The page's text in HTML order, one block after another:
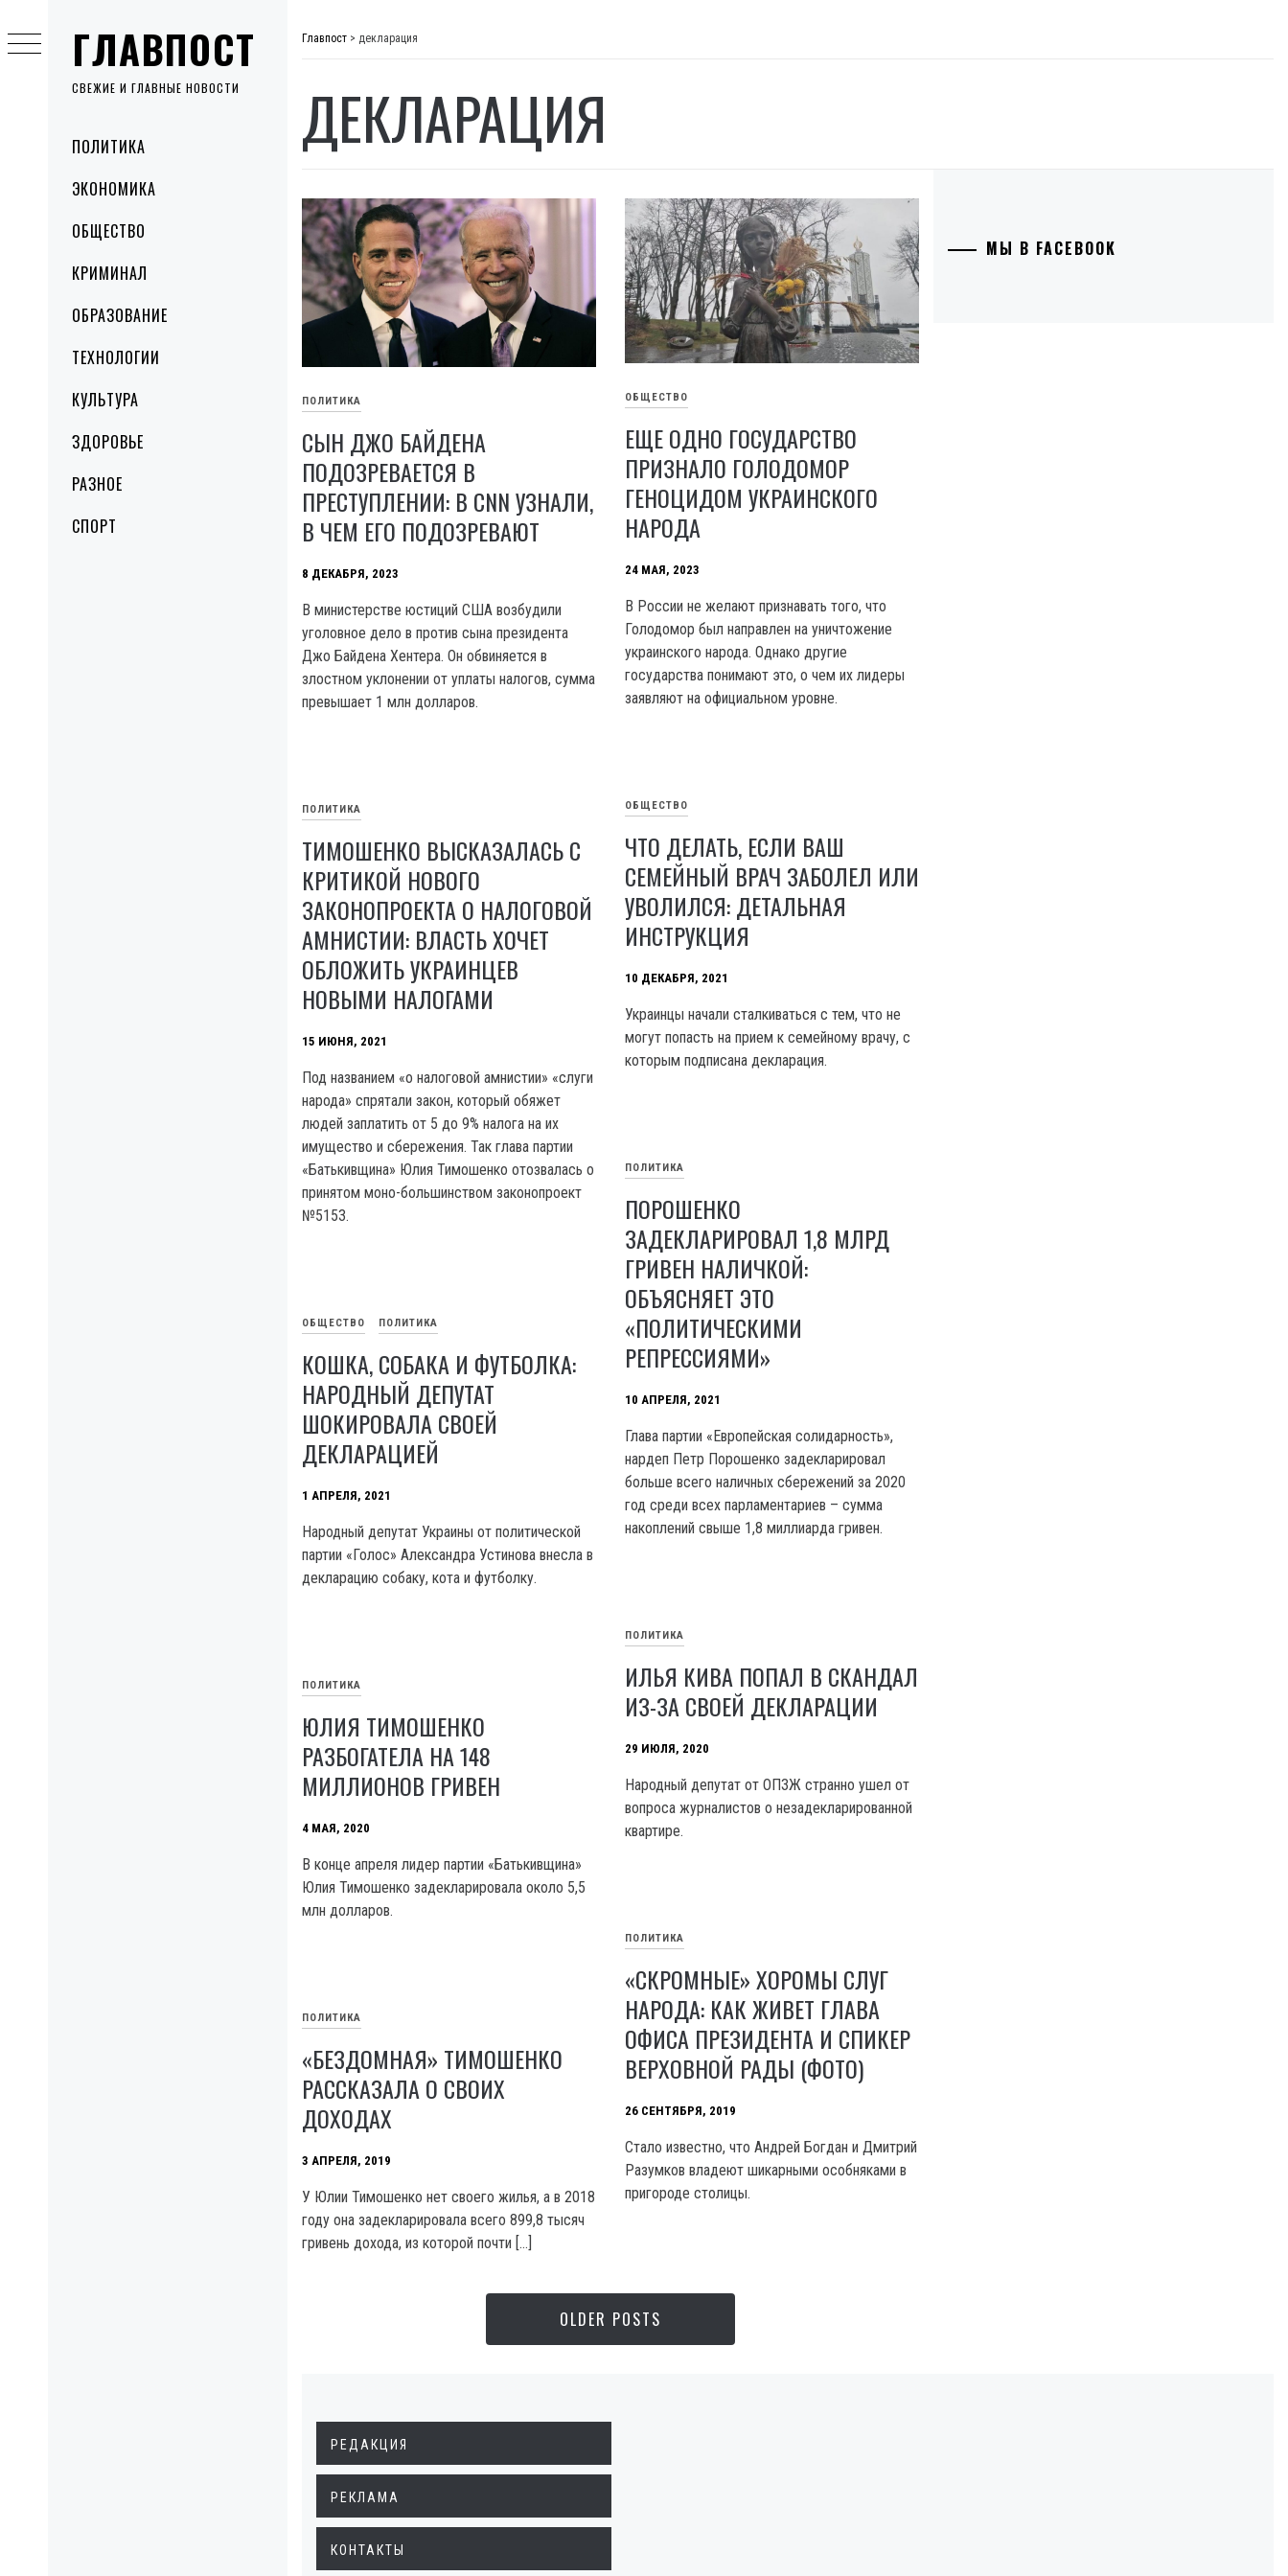
ГЛАВПОСТ
СВЕЖИЕ И ГЛАВНЫЕ НОВОСТИ
MenuПОЛИТИКА
ЭКОНОМИКА
ОБЩЕСТВО
КРИМИНАЛ
ОБРАЗОВАНИЕ
ТЕХНОЛОГИИ
КУЛЬТУРА
ЗДОРОВЬЕ
РАЗНОЕ
СПОРТ
to
content
Главпост > декларация
ДЕКЛАРАЦИЯ
ПОЛИТИКА
СЫН ДЖО БАЙДЕНА
ПОДОЗРЕВАЕТСЯ В
ПРЕСТУПЛЕНИИ: В CNN УЗНАЛИ,
В ЧЕМ ЕГО ПОДОЗРЕВАЮТ
8 ДЕКАБРЯ, 2023
B министерстве юстиций США возбудили
уголовное дело в против сына президента
Джо Байдена Хентера. Он обвиняется в
злостном уклонении от уплаты налогов, сумма
превышает 1 млн долларов.
ОБЩЕСТВО
ЕЩЕ ОДНО ГОСУДАРСТВО
ПРИЗНАЛО ГОЛОДОМОР
ГЕНОЦИДОМ УКРАИНСКОГО
НАРОДА
24 МАЯ, 2023
В России не желают признавать того, что
Голодомор был направлен на уничтожение
украинского народа. Однако другие
государства понимают это, о чем их лидеры
заявляют на официальном уровне.
ОБЩЕСТВО
ЧТО ДЕЛАТЬ, ЕСЛИ ВАШ
СЕМЕЙНЫЙ ВРАЧ ЗАБОЛЕЛ ИЛИ
УВОЛИЛСЯ: ДЕТАЛЬНАЯ
ИНСТРУКЦИЯ
10 ДЕКАБРЯ, 2021
Украинцы начали сталкиваться с тем, что не
могут попасть на прием к семейному врачу, с
которым подписана декларация.
ПОЛИТИКА
ТИМОШЕНКО ВЫСКАЗАЛАСЬ С
КРИТИКОЙ НОВОГО
ЗАКОНОПРОЕКТА О НАЛОГОВОЙ
АМНИСТИИ: ВЛАСТЬ ХОЧЕТ
ОБЛОЖИТЬ УКРАИНЦЕВ
НОВЫМИ НАЛОГАМИ
15 ИЮНЯ, 2021
Под названием «о налоговой амнистии» «слуги
народа» спрятали закон, который обяжет
людей заплатить от 5 до 9% налога на их
имущество и сбережения. Так глава партии
«Батькивщина» Юлия Тимошенко отозвалась о
принятом моно-большинством законопроект
№5153.
ПОЛИТИКА
ПОРОШЕНКО
ЗАДЕКЛАРИРОВАЛ 1,8 МЛРД
ГРИВЕН НАЛИЧКОЙ:
ОБЪЯСНЯЕТ ЭТО
«ПОЛИТИЧЕСКИМИ
РЕПРЕССИЯМИ»
10 АПРЕЛЯ, 2021
Глава партии «Европейская солидарность»,
нардеп Петр Порошенко задекларировал
больше всего наличных сбережений за 2020
год среди всех парламентариев – сумма
накоплений свыше 1,8 миллиарда гривен.
ОБЩЕСТВО ПОЛИТИКА
КОШКА, СОБАКА И ФУТБОЛКА:
НАРОДНЫЙ ДЕПУТАТ
ШОКИРОВАЛА СВОЕЙ
ДЕКЛАРАЦИЕЙ
1 АПРЕЛЯ, 2021
Народный депутат Украины от политической
партии «Голос» Александра Устинова внесла в
декларацию собаку, кота и футболку.
ПОЛИТИКА
ИЛЬЯ КИВА ПОПАЛ В СКАНДАЛ
ИЗ-ЗА СВОЕЙ ДЕКЛАРАЦИИ
29 ИЮЛЯ, 2020
Народный депутат от ОПЗЖ странно ушел от
вопроса журналистов о незадекларированной
квартире.
ПОЛИТИКА
ЮЛИЯ ТИМОШЕНКО
РАЗБОГАТЕЛА НА 148
МИЛЛИОНОВ ГРИВЕН
4 МАЯ, 2020
В конце апреля лидер партии «Батькивщина»
Юлия Тимошенко задекларировала около 5,5
млн долларов.
ПОЛИТИКА
«СКРОМНЫЕ» ХОРОМЫ СЛУГ
НАРОДА: КАК ЖИВЕТ ГЛАВА
ОФИСА ПРЕЗИДЕНТА И СПИКЕР
ВЕРХОВНОЙ РАДЫ (ФОТО)
26 СЕНТЯБРЯ, 2019
Стало известно, что Андрей Богдан и Дмитрий
Разумков владеют шикарными особняками в
пригороде столицы.
ПОЛИТИКА
«БЕЗДОМНАЯ» ТИМОШЕНКО
РАССКАЗАЛА О СВОИХ
ДОХОДАХ
3 АПРЕЛЯ, 2019
У Юлии Тимошенко нет своего жилья, а в 2018
году она задекларировала всего 899,8 тысяч
гривень дохода, из которой почти […]
OLDER POSTS
МЫ В FACEBOOK
РЕДАКЦИЯ
РЕКЛАМА
КОНТАКТЫ